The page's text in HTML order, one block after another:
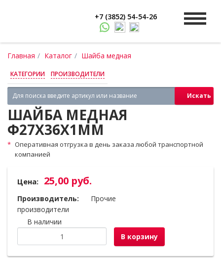
+7 (3852) 54-54-26
Главная Каталог Шайба медная
КАТЕГОРИИ ПРОИЗВОДИТЕЛИ
Искать
ШАЙБА МЕДНАЯ
Ф27Х36Х1ММ
Оперативная отгрузка в день заказа любой транспортной
компанией
Цена: 25,00 руб.
Производитель:
Прочие
производители
В наличии
В корзину